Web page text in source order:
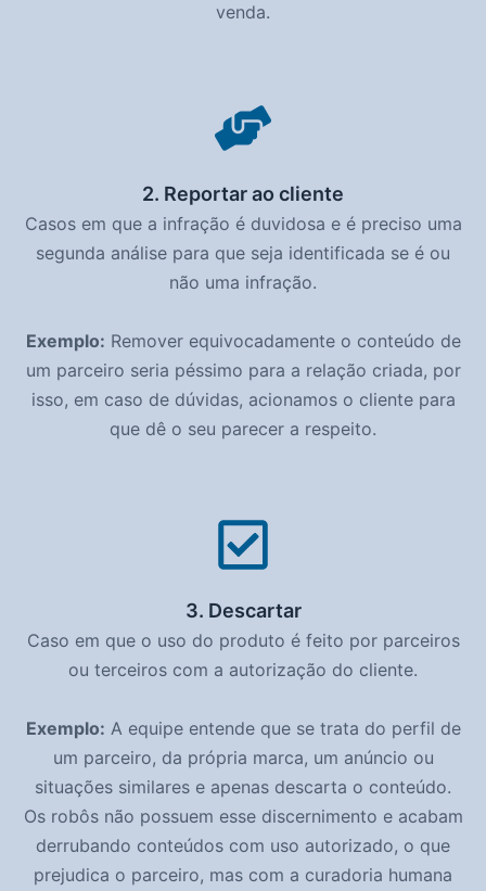
venda.
2. Reportar ao cliente
Casos em que a infração é duvidosa e é preciso uma
segunda análise para que seja identificada se é ou
não uma infração.
Exemplo: Remover equivocadamente o conteúdo de
um parceiro seria péssimo para a relação criada, por
isso, em caso de dúvidas, acionamos o cliente para
que dê o seu parecer a respeito.
3. Descartar
Caso em que o uso do produto é feito por parceiros
ou terceiros com a autorização do cliente.
Exemplo: A equipe entende que se trata do perfil de
um parceiro, da própria marca, um anúncio ou
situações similares e apenas descarta o conteúdo.
Os robôs não possuem esse discernimento e acabam
derrubando conteúdos com uso autorizado, o que
prejudica o parceiro, mas com a curadoria humana